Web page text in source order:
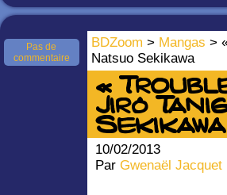
BDZoom > Mangas >
Natsuo Sekikawa
Pas de
commentaire
«
Jirô
Sekikawa
10/02/2013
Par Gwenaël Jacquet